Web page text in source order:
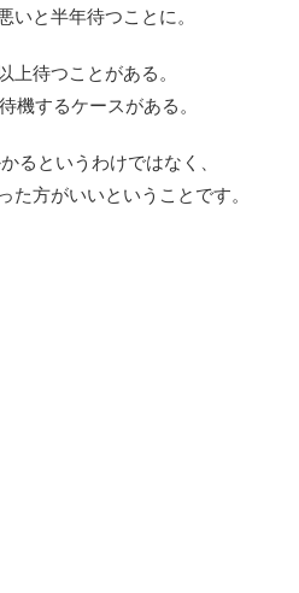
と半年待つことに。
待つことがある。
機するケースがある。
るというわけではなく、
方がいいということです。